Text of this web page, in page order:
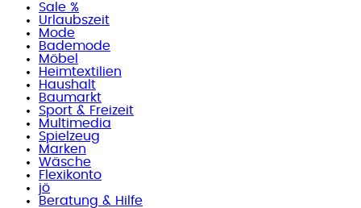
Sale %
Urlaubszeit
Mode
Bademode
Möbel
Heimtextilien
Haushalt
Baumarkt
Sport & Freizeit
Multimedia
Spielzeug
Marken
Wäsche
Flexikonto
jö
Beratung & Hilfe